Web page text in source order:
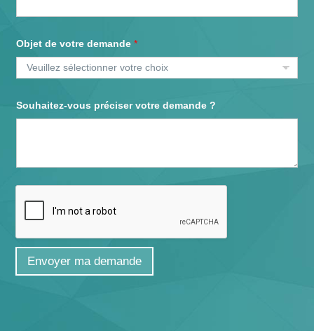
Objet de votre demande*
Souhaitez-vous préciser votre demande ?
Envoyer ma demande